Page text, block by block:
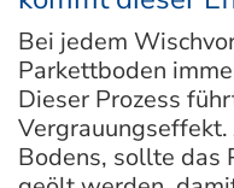
Bei jedem
Parkettboden
Dieser Prozess
Vergrauungseffekt.
Bodens, sollte das